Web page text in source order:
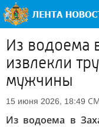
Из водоема
извлекли
мужчины
15 июня 2026, 18:49
Из водоема в